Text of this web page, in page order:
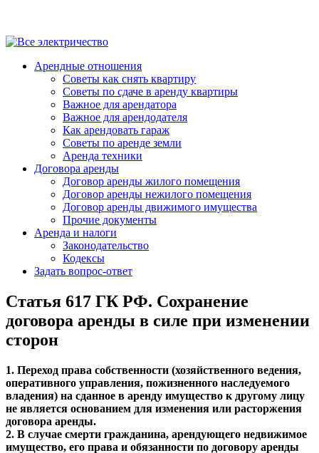
Арендные отношения
Советы как снять квартиру
Советы по сдаче в аренду квартиры
Важное для арендатора
Важное для арендодателя
Как арендовать гараж
Советы по аренде земли
Аренда техники
Договора аренды
Договор аренды жилого помещения
Договор аренды нежилого помещения
Договор аренды движимого имущества
Прочие документы
Аренда и налоги
Законодательство
Кодексы
Задать вопрос-ответ
Статья 617 ГК РФ. Сохранение
договора аренды в силе при изменении
сторон
1. Переход права собственности (хозяйственного ведения,
оперативного управления, пожизненного наследуемого
владения) на сданное в аренду имущество к другому лицу
не является основанием для изменения или расторжения
договора аренды.
2. В случае смерти гражданина, арендующего недвижимое
имущество, его права и обязанности по договору аренды